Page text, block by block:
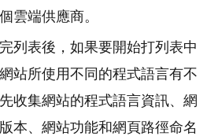
雲端供應商。
列表後，如果要開始打列表中
站所使用不同的程式語言有不
收集網站的程式語言資訊、網
本、網站功能和網頁路徑命名